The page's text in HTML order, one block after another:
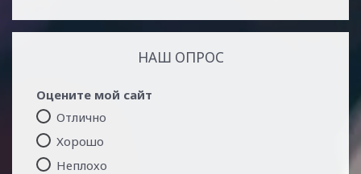
НАШ ОПРОС
Оцените мой сайт
Отлично
Хорошо
Неплохо